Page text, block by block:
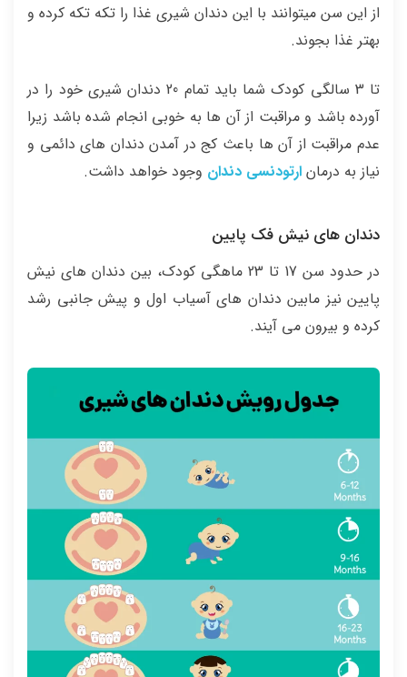
از این سن میتوانند با این دندان شیری غذا را تکه تکه کرده و
بهتر غذا بجوند.
تا 3 سالگی کودک شما باید تمام 20 دندان شیری خود را در
آورده باشد و مراقبت از آن ها به خوبی انجام شده باشد زیرا
عدم مراقبت از آن ها باعث کج در آمدن دندان های دائمی و
نیاز به درمان ارتودنسی دندان وجود خواهد داشت.
دندان های نیش فک پایین
در حدود سن 17 تا 23 ماهگی کودک، بین دندان های نیش
پایین نیز مابین دندان های آسیاب اول و پیش جانبی رشد
کرده و بیرون می آیند.